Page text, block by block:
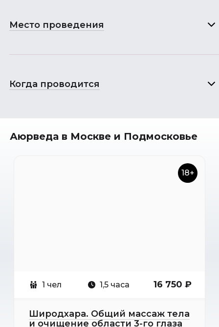
Место проведения
Когда проводится
Аюрведа в Москве и Подмосковье
18+
1 чел 1,5 часа 16 750 ₽
Широдхара. Общий массаж тела
и очищение области 3-го глаза